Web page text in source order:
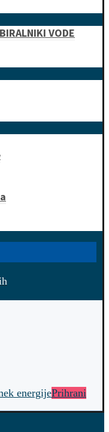
VODE
energijePrihrani